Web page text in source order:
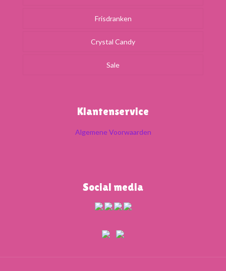
Frisdranken
Crystal Candy
Sale
Klantenservice
Algemene Voorwaarden
Social media